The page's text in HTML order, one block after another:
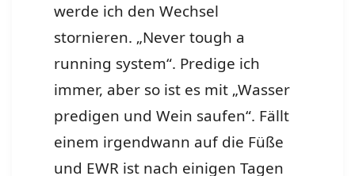
werde ich den Wechsel
stornieren. „Never tough a
running system“. Predige ich
immer, aber so ist es mit „Wasser
predigen und Wein saufen“. Fällt
einem irgendwann auf die Füße
und EWR ist nach einigen Tagen